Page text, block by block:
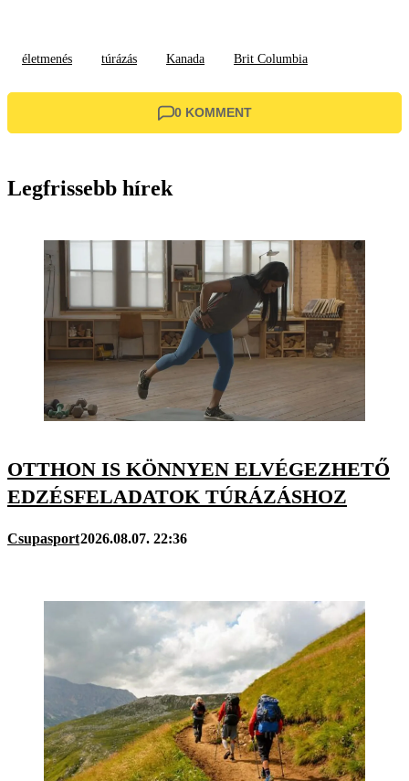
életmenés túrázás Kanada Brit Columbia
0 KOMMENT
Legfrissebb hírek
OTTHON IS KÖNNYEN ELVÉGEZHETŐ
EDZÉSFELADATOK TÚRÁZÁSHOZ
Csupasport2026.08.07. 22:36